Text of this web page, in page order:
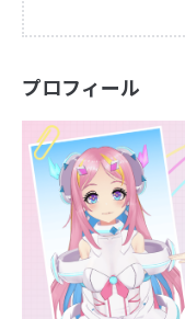
プロフィール